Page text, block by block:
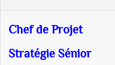
Chef de Projet
Stratégie Sénior